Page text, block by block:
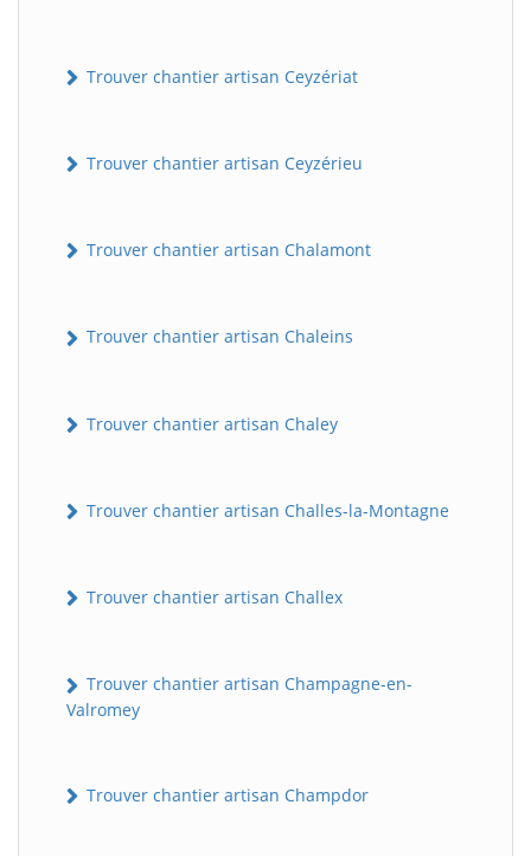
Trouver chantier artisan Ceyzériat
Trouver chantier artisan Ceyzérieu
Trouver chantier artisan Chalamont
Trouver chantier artisan Chaleins
Trouver chantier artisan Chaley
Trouver chantier artisan Challes-la-Montagne
Trouver chantier artisan Challex
Trouver chantier artisan Champagne-en-
Valromey
Trouver chantier artisan Champdor